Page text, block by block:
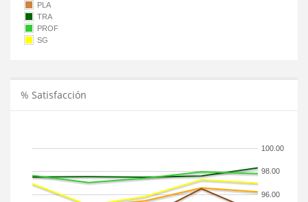
PLA
TRA
PROF
SG
% Satisfacción
96.00
98.00
100.00